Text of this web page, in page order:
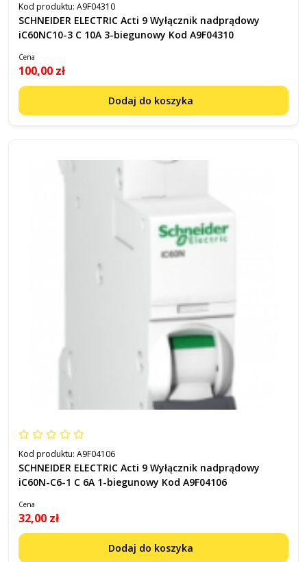
Kod produktu: A9F04310
SCHNEIDER ELECTRIC Acti 9 Wyłącznik nadprądowy
iC60NC10-3 C 10A 3-biegunowy Kod A9F04310
Cena
100,00 zł
Dodaj do koszyka
Kod produktu: A9F04106
SCHNEIDER ELECTRIC Acti 9 Wyłącznik nadprądowy
iC60N-C6-1 C 6A 1-biegunowy Kod A9F04106
Cena
32,00 zł
Dodaj do koszyka